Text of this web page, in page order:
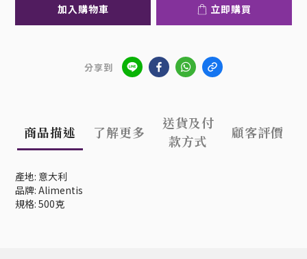
加入購物車 立即購買
分享到
商品描述 了解更多
送貨及付
款方式
顧客評價
產地: 意大利
品牌: Alimentis
規格: 500克